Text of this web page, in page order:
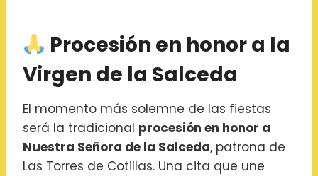
Procesión en honor a la
Virgen de la Salceda
El momento más solemne de las fiestas
será la tradicional procesión en honor a
Nuestra Señora de la Salceda, patrona de
Las Torres de Cotillas. Una cita que une